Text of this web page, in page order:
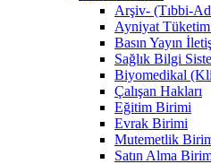
Arşiv- (Tıbbi-
Ayniyat
Basın Yayın
Sağlık Bilgi
Biyomedikal
Çalışan Hakları
Eğitim Birimi
Evrak Birimi
Mutemetlik
Satın Alma